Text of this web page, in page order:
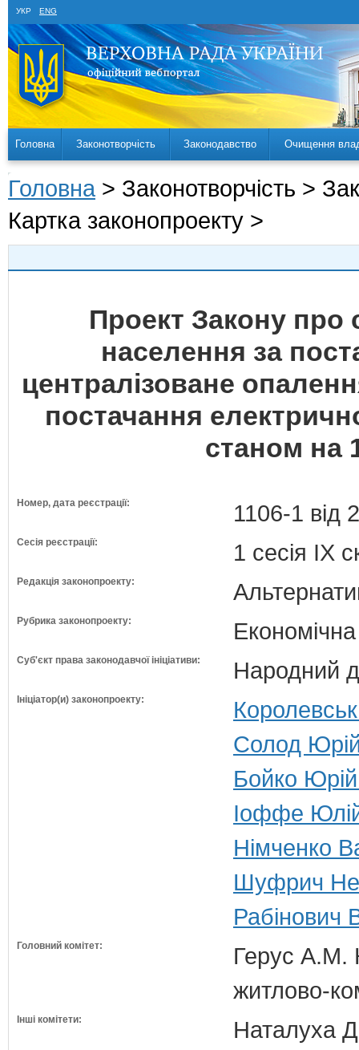
УКР ENG
Головна Законотворчість Законодавство Очищення
Головна > Законотворчість >
Картка законопроекту >
Проект Закону про
населення за
централізоване
постачання
станом на
Номер, дата реєстрації: 1106-1 від
Сесія реєстрації: 1 сесія IX
Редакція законопроекту:
Рубрика законопроекту:
Суб'єкт права законодавчої ініціативи: Народний
Ініціатор(и) законопроекту:
Солод
Бойко
Іоффе
Німченко
Шуфрич
Рабінович
Головний комітет:
Герус А.М.
житлово-
Інші комітети:
Наталуха